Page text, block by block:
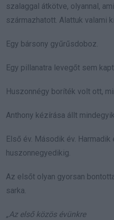
szalaggal átkötve, olyannal,
származhatott. Alattuk valami
Egy bársony gyűrűsdoboz.
Egy pillanatra levegőt sem
Huszonnégy boríték volt ott,
Anthony kézírása állt
Első év. Második év. Harmadik
huszonnegyedikig.
Az elsőt olyan gyorsan
sarka.
„Az első közös évünkre